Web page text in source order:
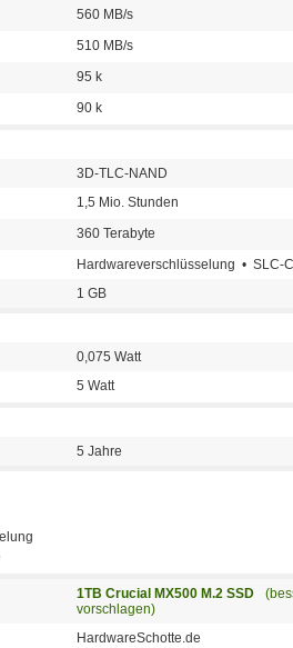
560 MB/s
510 MB/s
95 k
90 k
3D-TLC-NAND
1,5 Mio. Stunden
360 Terabyte
Hardwareverschlüsselung • SLC-
1 GB
0,075 Watt
5 Watt
5 Jahre
1TB Crucial MX500 M.2 SSD
vorschlagen)
HardwareSchotte.de